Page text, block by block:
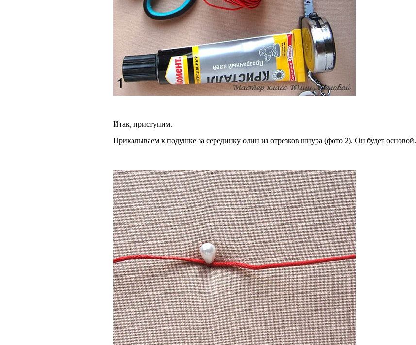
Итак, приступим.
Прикалываем к подушке за серединку один из отрезков шнура (фото 2). Он будет основой.